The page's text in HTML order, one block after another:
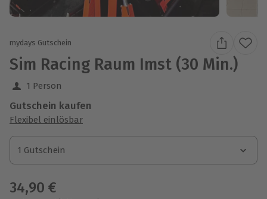
mydays Gutschein
Sim Racing Raum Imst (30 Min.)
1 Person
Gutschein kaufen
Flexibel einlösbar
1 Gutschein
1 Gutschein
1 Gutschein
34,90 €